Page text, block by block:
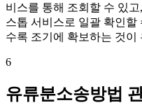
비스를 통해 조회할 수 있
스톱 서비스로 일괄 확인할
수록 조기에 확보하는 것이
6
유류분소송방법